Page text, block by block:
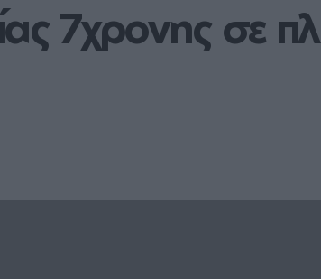
7χρονης σε